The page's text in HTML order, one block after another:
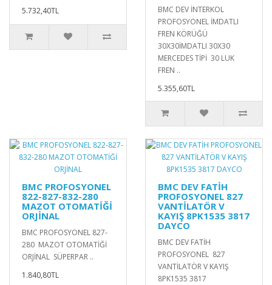
5.732,40TL
BMC DEV İNTERKOL
PROFOSYONEL İMDATLI
FREN KÖRÜĞÜ
30X30İMDATLI 30X30
MERCEDES TİPİ 30 LUK
FREN ..
5.355,60TL
BMC PROFOSYONEL
822-827-832-280
MAZOT OTOMATİĞİ
ORJİNAL
BMC PROFOSYONEL 827-
280 MAZOT OTOMATİĞİ
ORJİNAL SÜPERPAR ..
1.840,80TL
BMC DEV FATİH
PROFOSYONEL 827
VANTİLATÖR V
KAYIŞ 8PK1535 3817
DAYCO
BMC DEV FATİH
PROFOSYONEL 827
VANTİLATÖR V KAYIŞ
8PK1535 3817